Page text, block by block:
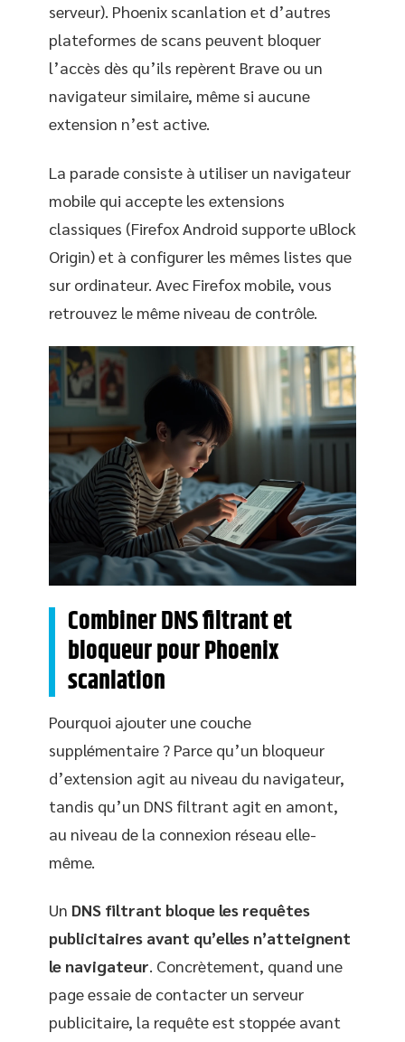
serveur). Phoenix scanlation et d’autres
plateformes de scans peuvent bloquer
l’accès dès qu’ils repèrent Brave ou un
navigateur similaire, même si aucune
extension n’est active.
La parade consiste à utiliser un navigateur
mobile qui accepte les extensions
classiques (Firefox Android supporte uBlock
Origin) et à configurer les mêmes listes que
sur ordinateur. Avec Firefox mobile, vous
retrouvez le même niveau de contrôle.
Combiner DNS filtrant et
bloqueur pour Phoenix
scanlation
Pourquoi ajouter une couche
supplémentaire ? Parce qu’un bloqueur
d’extension agit au niveau du navigateur,
tandis qu’un DNS filtrant agit en amont,
au niveau de la connexion réseau elle-
même.
Un DNS filtrant bloque les requêtes
publicitaires avant qu’elles n’atteignent
le navigateur. Concrètement, quand une
page essaie de contacter un serveur
publicitaire, la requête est stoppée avant